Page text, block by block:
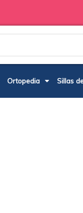
Ortopedia Sillas